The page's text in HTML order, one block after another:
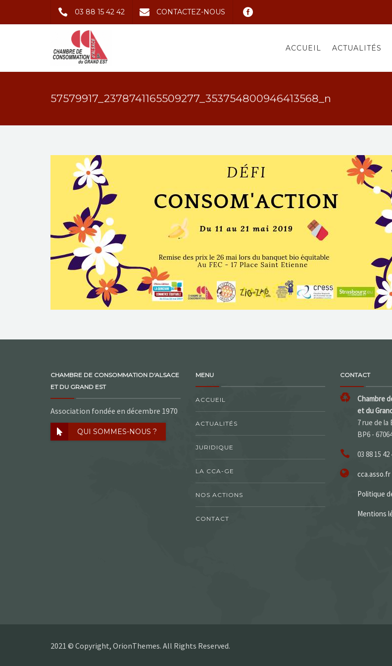
03 88 15 42 42 CONTACTEZ-NOUS
ACCUEIL ACTUALITÉS
57579917_2378741165509277_353754800946413568_n
CHAMBRE DE CONSOMMATION D'ALSACE
ET DU GRAND EST
Association fondée en décembre 1970
QUI SOMMES-NOUS ?
MENU
ACCUEIL
ACTUALITÉS
JURIDIQUE
LA CCA-GE
NOS ACTIONS
CONTACT
CONTACT
Chambre
et du
7 rue de la
BP6 -
03 88 15 42
cca.asso.fr
Politique
Mentions
2021 © Copyright, OrionThemes. All Rights Reserved.